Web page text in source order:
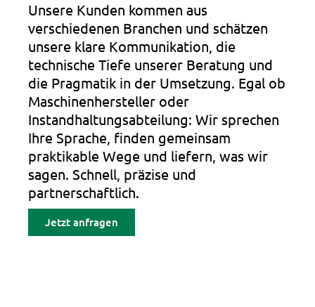
Unsere Kunden kommen aus
verschiedenen Branchen und schätzen
unsere klare Kommunikation, die
technische Tiefe unserer Beratung und
die Pragmatik in der Umsetzung. Egal ob
Maschinenhersteller oder
Instandhaltungsabteilung: Wir sprechen
Ihre Sprache, finden gemeinsam
praktikable Wege und liefern, was wir
sagen. Schnell, präzise und
partnerschaftlich.
Jetzt anfragen